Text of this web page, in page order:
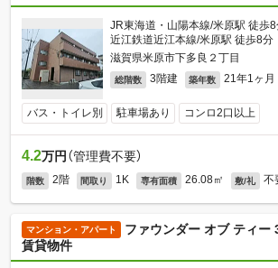
JR東海道・山陽本線/米原駅 徒歩
近江鉄道近江本線/米原駅 徒歩8分
滋賀県米原市下多良２丁目
総階数 3階建 築年数 21年1ヶ月
バス・トイレ別 駐車場あり コンロ2口以上
4.2万円 （管理費不要）
階数 2階 間取り 1K 専有面積 26.08㎡ 敷/礼 不
マンション・アパート
ファウンダー オブ ティー
賃貸物件